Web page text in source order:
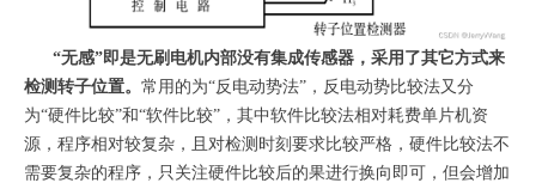
“无感”即是无刷电机内部没有集成传感器，采用了其它方式来
检测转子位置。 常用的为“反电动势法”，反电动势比较法又分
为“硬件比较”和“软件比较”，其中软件比较法相对耗费单片机资
源，程序相对较复杂，且对检测时刻要求比较严格，硬件比较法不
需要复杂的程序，只关注硬件比较后的果进行换向即可，但会增加